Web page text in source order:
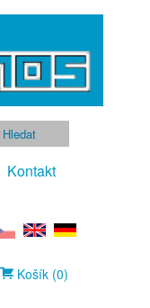
Kontakt
Košík (0)